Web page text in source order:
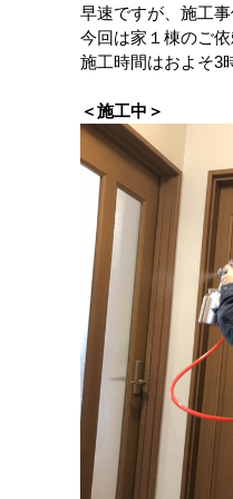
早速ですが、施工事
今回は家１棟のご
施工時間はおよそ3
＜施工中＞